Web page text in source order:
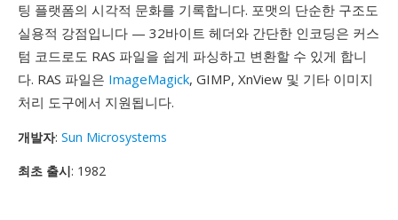
팅 플랫폼의 시각적 문화를 기록합니다. 포맷의 단순한 구조도
실용적 강점입니다 — 32바이트 헤더와 간단한 인코딩은 커스
텀 코드로도 RAS 파일을 쉽게 파싱하고 변환할 수 있게 합니
다. RAS 파일은 ImageMagick, GIMP, XnView 및 기타 이미지
처리 도구에서 지원됩니다.
개발자: Sun Microsystems
최초 출시: 1982